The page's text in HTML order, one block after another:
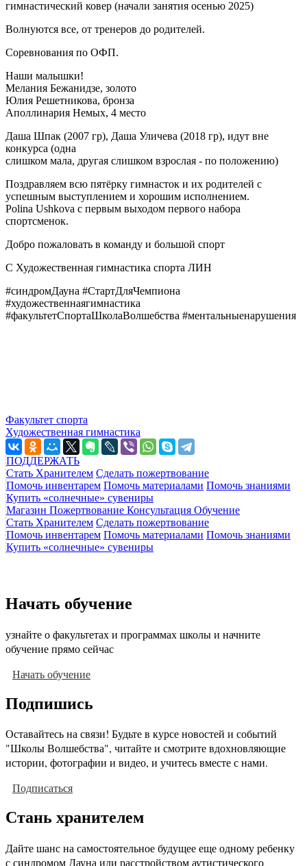
гимнастический ковер (начали занятия осенью 2025)
Волнуются все, от тренеров до родителей.
Соревнования по ОФП.
Наши малышки!
Мелания Бежанидзе, золото
Юлия Решетникова, бронза
Аполлинария Немых, 4 место
Даша Шпак (2007 гр), Даша Уличева (2018 гр), идут вне
конкурса (одна
слишком мала, другая слишком взрослая - по положению)
Поздравляем всю пятёрку гимнасток и их родителей с
успешным выступлением и хорошим исполнением.
Polina Ushkova с первым выходом первого набора
спортсменок.
Добро пожаловать в команду и большой спорт
С Художественная гимнастика спорта ЛИН
#синдромДауна #СтартДляЧемпиона
#художественнаягимнастика
#факультетСпортаШколаВолшебства #ментальныенарушения
Факультет спорта
Художественная гимнастика
ПОДДЕРЖАТЬ
Стать Хранителем Сделать пожертвование
Помочь инвентарем Помочь материалами Помочь знаниями
Купить «солнечные» сувениры
Магазин Пожертвование Консультация Обучение
Стать Хранителем Сделать пожертвование
Помочь инвентарем Помочь материалами Помочь знаниями
Купить «солнечные» сувениры
Начать обучение
узнайте о факультетах и программах школы и начните
обучение прямо сейчас
Начать обучение
Подпишись
Оставайтесь на связи! Будьте в курсе новостей и событий
"Школы Волшебства", читайте и смотрите вдохновляющие
истории, фотографии и видео, и учитесь вместе с нами.
Подписаться
Стань хранителем
Дайте шанс на самостоятельное будущее еще одному ребенку
с синдромом Дауна или расстройством аутистического